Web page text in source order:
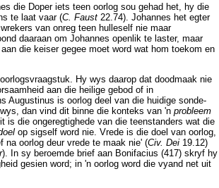
die Doper iets teen oorlog sou gehad het, hy die
te laat vaar (C. Faust 22.74). Johannes het egter
van onreg teen hulleself nie maar
daaraan om Johannes openlik te laster, maar
die keiser gegee moet word wat hom toekom en
Hy wys daarop dat doodmaak nie
aan die heilige gebod of in
Augustinus is oorlog deel van die huidige sonde-
dan vind dit binne die konteks van 'n probleem
die ongeregtighede van die teenstanders wat die
op sigself word nie. Vrede is die doel van oorlog,
na oorlog deur vrede te maak nie' (Civ. Dei 19.12)
). In sy beroemde brief aan Bonifacius (417) skryf hy
gesien word; in 'n oorlog word die vyand net uit